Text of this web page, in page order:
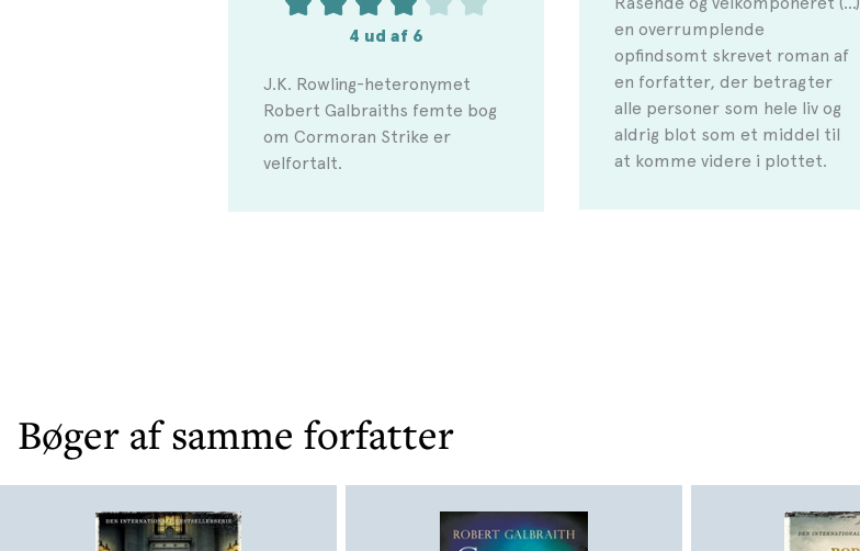
4 ud af 6
J.K. Rowling-heteronymet
Robert Galbraiths femte bog
om Cormoran Strike er
velfortalt.
en overrumplende
opfindsomt skrevet roman af
en forfatter, der betragter
alle personer som hele liv og
aldrig blot som et middel til
at komme videre i plottet.
Bøger af samme forfatter